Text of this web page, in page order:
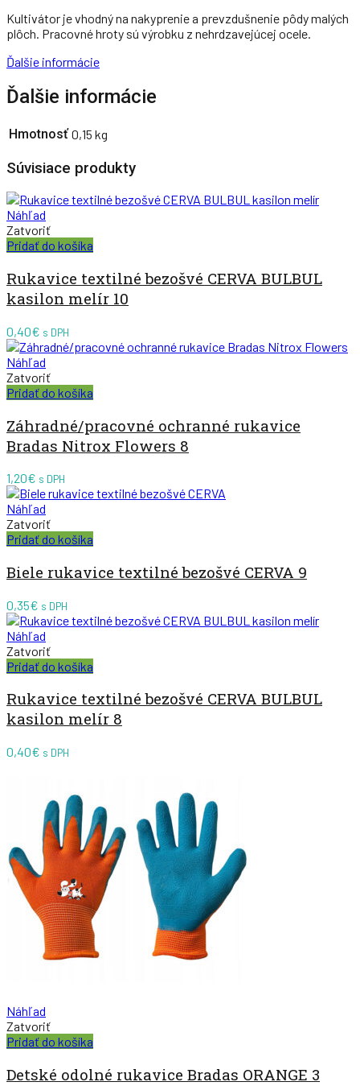
Kultivátor je vhodný na nakyprenie a prevzdušnenie pôdy malých
plôch. Pracovné hroty sú výrobku z nehrdzavejúcej ocele.
Ďalšie informácie
Ďalšie informácie
Hmotnosť 0,15 kg
Súvisiace produkty
Náhľad
Zatvoriť
Pridať do košíka
Rukavice textilné bezošvé CERVA BULBUL
kasilon melír 10
0,40€ s DPH
Náhľad
Zatvoriť
Pridať do košíka
Záhradné/pracovné ochranné rukavice
Bradas Nitrox Flowers 8
1,20€ s DPH
Náhľad
Zatvoriť
Pridať do košíka
Biele rukavice textilné bezošvé CERVA 9
0,35€ s DPH
Náhľad
Zatvoriť
Pridať do košíka
Rukavice textilné bezošvé CERVA BULBUL
kasilon melír 8
0,40€ s DPH
Náhľad
Zatvoriť
Pridať do košíka
Detské odolné rukavice Bradas ORANGE 3